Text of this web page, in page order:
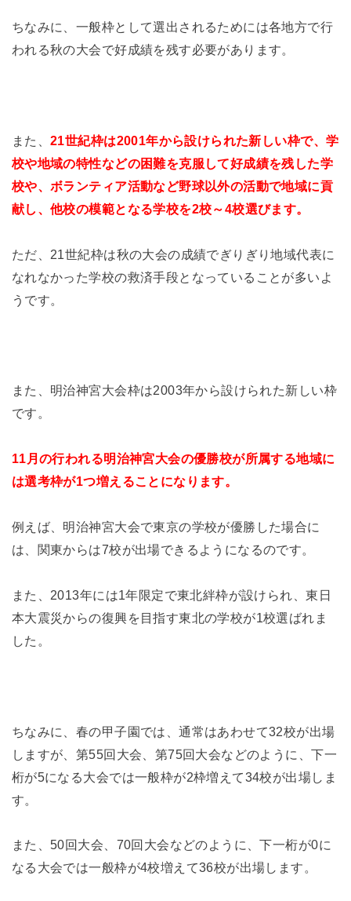
ちなみに、一般枠として選出されるためには各地方で行
われる秋の大会で好成績を残す必要があります。
また、21世紀枠は2001年から設けられた新しい枠で、学
校や地域の特性などの困難を克服して好成績を残した学
校や、ボランティア活動など野球以外の活動で地域に貢
献し、他校の模範となる学校を2校～4校選びます。
ただ、21世紀枠は秋の大会の成績でぎりぎり地域代表に
なれなかった学校の救済手段となっていることが多いよ
うです。
また、明治神宮大会枠は2003年から設けられた新しい枠
です。
11月の行われる明治神宮大会の優勝校が所属する地域に
は選考枠が1つ増えることになります。
例えば、明治神宮大会で東京の学校が優勝した場合に
は、関東からは7校が出場できるようになるのです。
また、2013年には1年限定で東北絆枠が設けられ、東日
本大震災からの復興を目指す東北の学校が1校選ばれま
した。
ちなみに、春の甲子園では、通常はあわせて32校が出場
しますが、第55回大会、第75回大会などのように、下一
桁が5になる大会では一般枠が2枠増えて34校が出場しま
す。
また、50回大会、70回大会などのように、下一桁が0に
なる大会では一般枠が4校増えて36校が出場します。